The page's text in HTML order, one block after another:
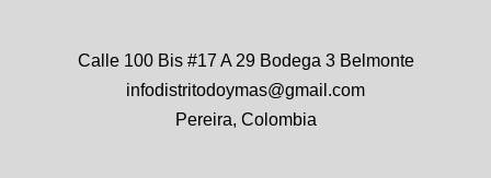
Calle 100 Bis #17 A 29 Bodega 3 Belmonte
infodistritodoymas@gmail.com
Pereira, Colombia